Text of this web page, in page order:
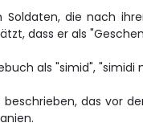
die nach
dass er als
als "simid",
das vor